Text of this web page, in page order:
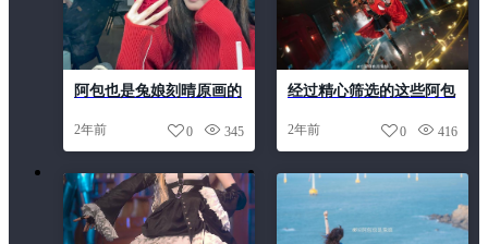
阿包也是兔娘刻晴原画的
2年前 345
0
经过精心筛选的这些阿包
欲罢不能
2年前 416
0